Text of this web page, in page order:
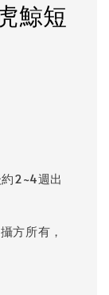
虎鯨短
2~4週出
方所有，